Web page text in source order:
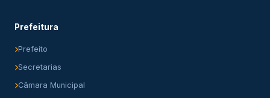
Prefeitura
Prefeito
Secretarias
Câmara Municipal